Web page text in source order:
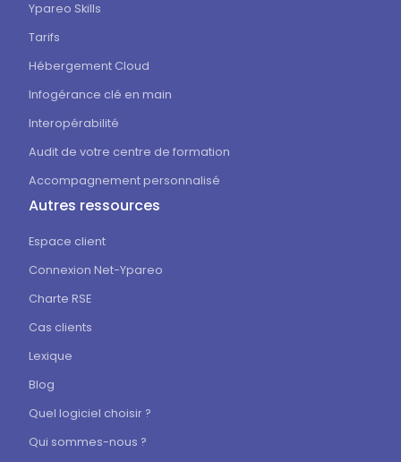
Ypareo Skills
Tarifs
Hébergement Cloud
Infogérance clé en main
Interopérabilité
Audit de votre centre de formation
Accompagnement personnalisé
Autres ressources
Espace client
Connexion Net-Ypareo
Charte RSE
Cas clients
Lexique
Blog
Quel logiciel choisir ?
Qui sommes-nous ?